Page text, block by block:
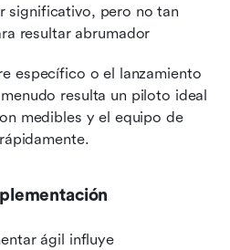
significativo, pero no tan
resultar abrumador
específico o el lanzamiento
resulta un piloto ideal
medibles y el equipo de
ágil influye